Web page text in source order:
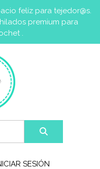
felíz para tejedor@s.
premium para
.
SESIÓN